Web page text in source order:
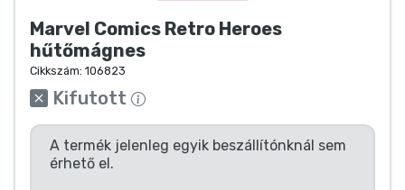
Marvel Comics Retro Heroes
hűtőmágnes
Cikkszám: 106823
Kifutott
A termék jelenleg egyik beszállítónknál sem
érhető el.
Zenés cuccok
Terméktípusok
Márkák